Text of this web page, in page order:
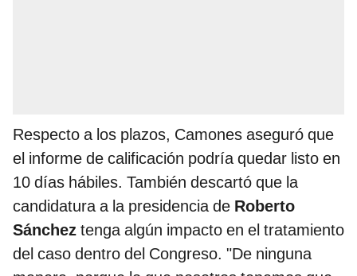
Respecto a los plazos, Camones aseguró que
el informe de calificación podría quedar listo en
10 días hábiles. También descartó que la
candidatura a la presidencia de Roberto
Sánchez tenga algún impacto en el tratamiento
del caso dentro del Congreso. "De ninguna